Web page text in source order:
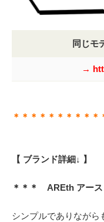
同じモ
→
＊＊＊＊＊＊＊＊＊＊
【 ブランド詳細↓ 】
＊＊＊ AREth アー
シンプルでありながら